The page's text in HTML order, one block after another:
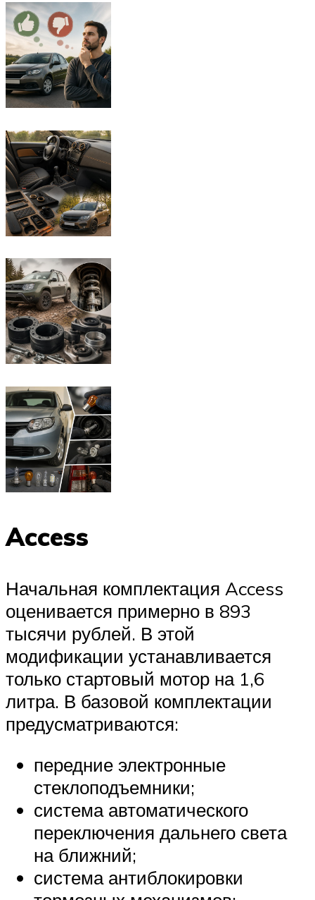
Access
Начальная комплектация Access
оценивается примерно в 893
тысячи рублей. В этой
модификации устанавливается
только стартовый мотор на 1,6
литра. В базовой комплектации
предусматриваются:
передние электронные
стеклоподъемники;
система автоматического
переключения дальнего света
на ближний;
система антиблокировки